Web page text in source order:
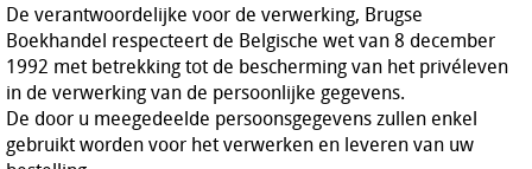
De verantwoordelijke voor de verwerking, Brugse
Boekhandel respecteert de Belgische wet van 8 december
1992 met betrekking tot de bescherming van het privéleven
in de verwerking van de persoonlijke gegevens.
De door u meegedeelde persoonsgegevens zullen enkel
gebruikt worden voor het verwerken en leveren van uw